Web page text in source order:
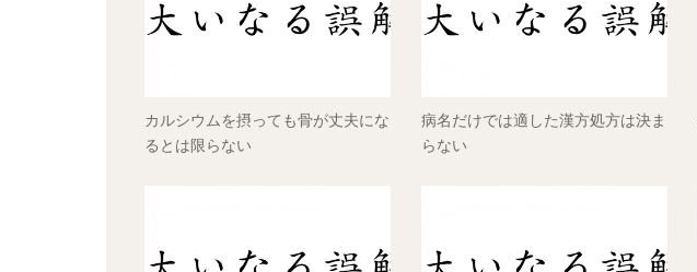
カルシウムを摂っても骨が丈夫にな
るとは限らない
病名だけでは適した漢方処方は決ま
らない